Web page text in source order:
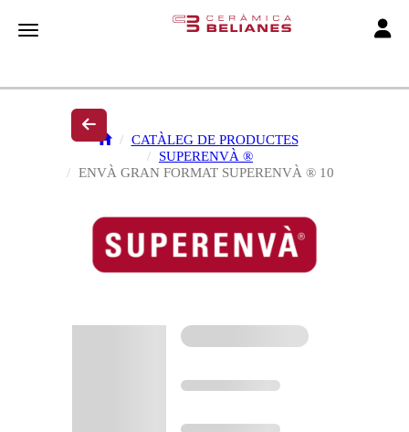
Toggle navigation
CATÀLEG DE PRODUCTES
SUPERENVÀ ®
ENVÀ GRAN FORMAT SUPERENVÀ ® 10